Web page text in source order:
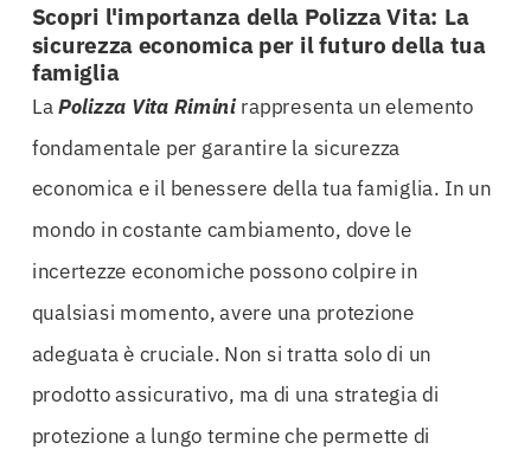
Scopri l'importanza della Polizza Vita: La
sicurezza economica per il futuro della tua
famiglia
LaPolizza Vita Riminirappresenta un elemento
fondamentale per garantire la sicurezza
economica e il benessere della tua famiglia. In un
mondo in costante cambiamento, dove le
incertezze economiche possono colpire in
qualsiasi momento, avere una protezione
adeguata è cruciale. Non si tratta solo di un
prodotto assicurativo, ma di una strategia di
protezione a lungo termine che permette di